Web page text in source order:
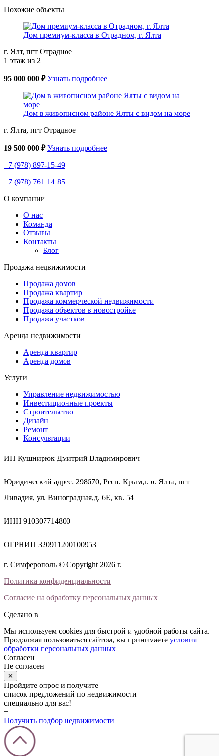
Похожие объекты
Дом премиум-класса в Отрадном, г. Ялта
г. Ялт, пгт Отрадное
1 этаж из 2
95 000 000 ₽ Узнать подробнее
Дом в живописном районе Ялты с видом на море
г. Ялта, пгт Отрадное
19 500 000 ₽ Узнать подробнее
+7 (978) 897-15-49
+7 (978) 761-14-85
О компании
О нас
Команда
Отзывы
Контакты
Блог
Продажа недвижимости
Продажа домов
Продажа квартир
Продажа коммерческой недвижимости
Продажа объектов в новостройке
Продажа участков
Аренда недвижимости
Аренда квартир
Аренда домов
Услуги
Управление недвижимостью
Инвестиционные проекты
Строительство
Дизайн
Ремонт
Консультации
ИП Кушнирюк Дмитрий Владимирович
Юридический адрес: 298670, Респ. Крым,г. о. Ялта, пгт
Ливадия, ул. Виноградная,д. 6Е, кв. 54
ИНН 910307714800
ОГРНИП 320911200100953
г. Симферополь © Copyright 2026 г.
Политика конфиденциальности
Согласие на обработку персональных данных
Сделано в
Мы используем cookies для быстрой и удобной работы сайта.
Продолжая пользоваться сайтом, вы принимаете условия
обработки персональных данных
Согласен
Не согласен
✕
Пройдите опрос и получите
список предложений по недвижимости
специально для вас!
+
Получить подбор недвижимости